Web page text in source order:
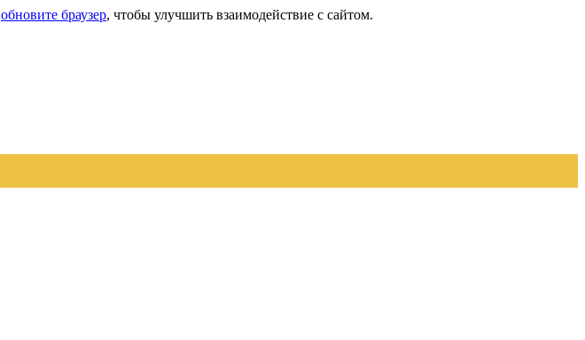
обновите браузер, чтобы улучшить взаимодействие с сайтом.